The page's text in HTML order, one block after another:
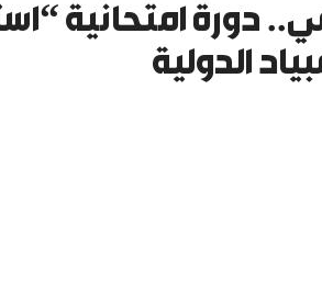
دورة امتحانية
الدولية